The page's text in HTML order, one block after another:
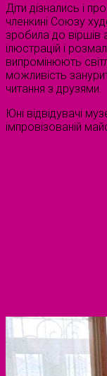
Діти дізнались і
членкині Союзу
зробила до віршів
ілюстрацій і
випромінюють
можливість
читання з друзями.
Юні відвідувачі
імпровізованій